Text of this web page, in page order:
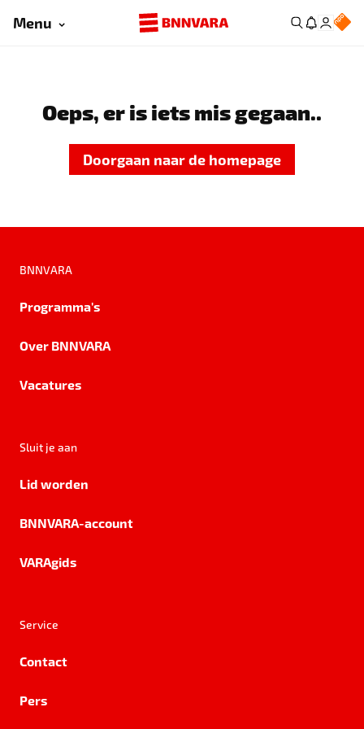
Menu
Oeps, er is iets mis gegaan..
Doorgaan naar de homepage
BNNVARA
Programma's
Over BNNVARA
Vacatures
Sluit je aan
Lid worden
BNNVARA-account
VARAgids
Service
Contact
Pers